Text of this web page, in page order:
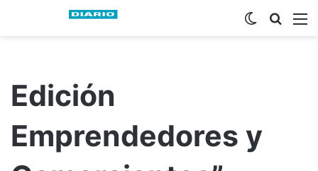
Buscar
Switch skin
Edición
Emprendedores y